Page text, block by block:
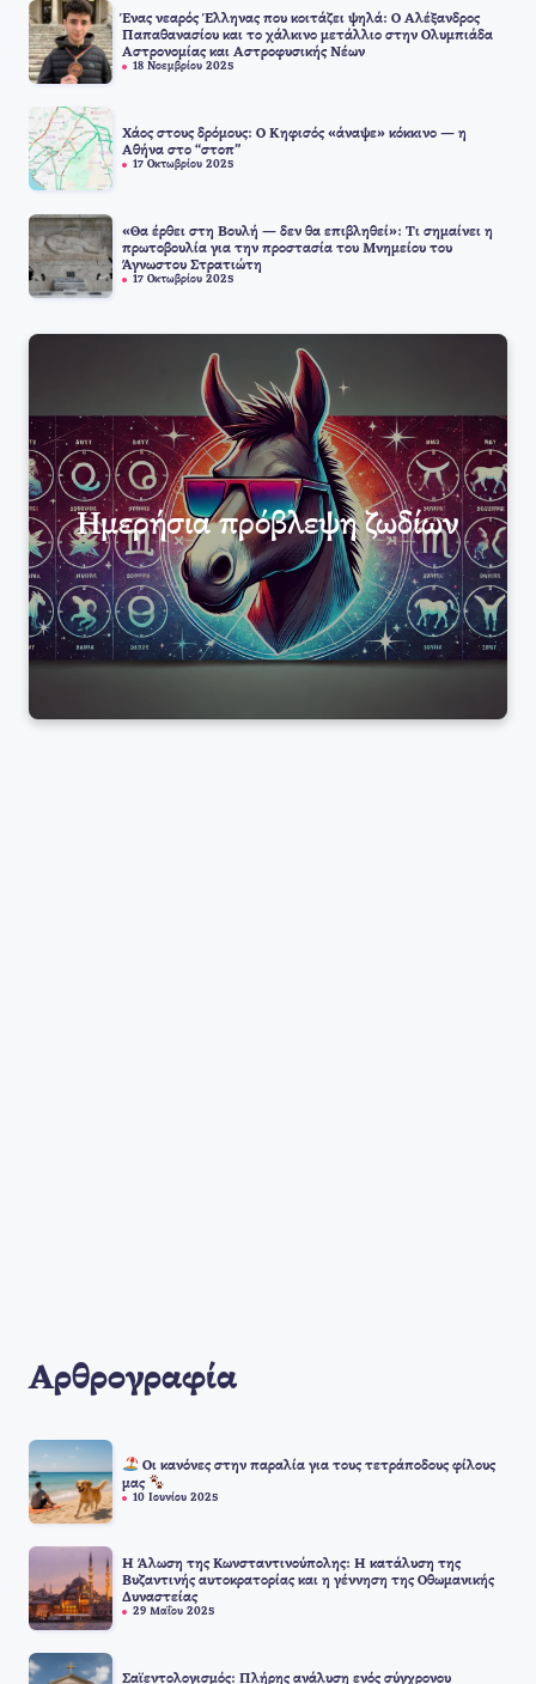
Ένας νεαρός Έλληνας που κοιτάζει ψηλά: Ο Αλέξανδρος
Παπαθανασίου και το χάλκινο μετάλλιο στην Ολυμπιάδα
Αστρονομίας και Αστροφυσικής Νέων
18 Νοεμβρίου 2025
Χάος στους δρόμους: Ο Κηφισός «άναψε» κόκκινο — η
Αθήνα στο “στοπ”
17 Οκτωβρίου 2025
«Θα έρθει στη Βουλή — δεν θα επιβληθεί»: Τι σημαίνει η
πρωτοβουλία για την προστασία του Μνημείου του
Άγνωστου Στρατιώτη
17 Οκτωβρίου 2025
Ημερήσια πρόβλεψη ζωδίων
Αρθρογραφία
Οι κανόνες στην παραλία για τους τετράποδους φίλους
μας
10 Ιουνίου 2025
Η Άλωση της Κωνσταντινούπολης: Η κατάλυση της
Βυζαντινής αυτοκρατορίας και η γέννηση της Οθωμανικής
Δυναστείας
29 Μαΐου 2025
Σαϊεντολογισμός: Πλήρης ανάλυση ενός σύγχρονου